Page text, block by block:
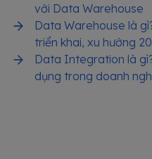
với Data Warehouse
Data Warehouse là
triển khai, xu hướng
Data Integration là
dụng trong doanh